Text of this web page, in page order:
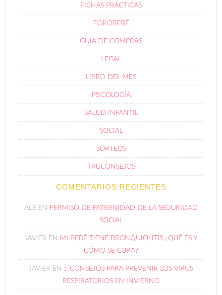
FICHAS PRÁCTICAS
FOROBEBÉ
GUÍA DE COMPRAS
LEGAL
LIBRO DEL MES
PSICOLOGÍA
SALUD INFANTIL
SOCIAL
SORTEOS
TRUCONSEJOS
COMENTARIOS RECIENTES
ALE EN PERMISO DE PATERNIDAD DE LA SEGURIDAD
SOCIAL
JAVIER EN MI BEBÉ TIENE BRONQUIOLITIS ¿QUÉ ES Y
CÓMO SE CURA?
JAVIER EN 5 CONSEJOS PARA PREVENIR LOS VIRUS
RESPIRATORIOS EN INVIERNO